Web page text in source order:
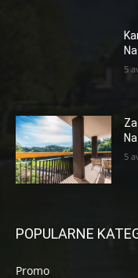
5
5
POPULARNE
Promo